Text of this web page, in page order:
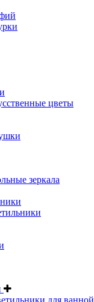
цветы
зеркала
для ванной